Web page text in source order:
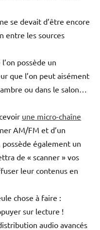
se devait d’être encore
entre les sources
possède un
que l’on peut aisément
ou dans le salon…
une micro-chaîne
AM/FM et d’un
également un
de « scanner » vos
leur contenus en
chose à faire :
sur lecture !
audio avancés